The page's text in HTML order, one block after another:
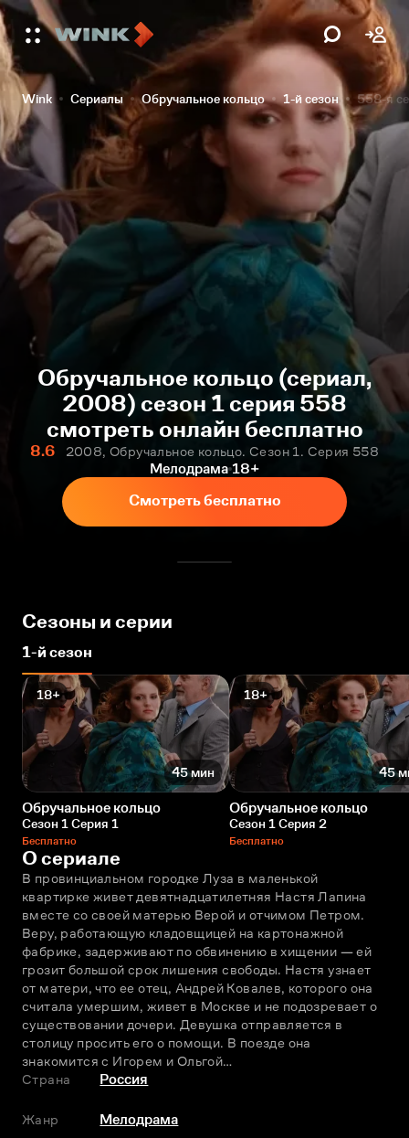
Wink Сериалы Обручальное кольцо 1-й сезон 558-я
Обручальное кольцо (сериал,
2008) сезон 1 серия 558
смотреть онлайн бесплатно
8.6
2008, Обручальное кольцо. Сезон 1. Серия 558
Мелодрама 18+
Смотреть бесплатно
Сезоны и серии
1-й сезон
18+
45 мин
Обручальное кольцо
Сезон 1 Серия 1
Бесплатно
18+
45
Обручальное кольцо
Сезон 1 Серия 2
Бесплатно
О сериале
В провинциальном городке Луза в маленькой
квартирке живет девятнадцатилетняя Настя Лапина
вместе со своей матерью Верой и отчимом Петром.
Веру, работающую кладовщицей на картонажной
фабрике, задерживают по обвинению в хищении — ей
грозит большой срок лишения свободы. Настя узнает
от матери, что ее отец, Андрей Ковалев, которого она
считала умершим, живет в Москве и не подозревает о
существовании дочери. Девушка отправляется в
столицу просить его о помощи. В поезде она
знакомится с Игорем и Ольгой…
Страна
Россия
Жанр Мелодрама